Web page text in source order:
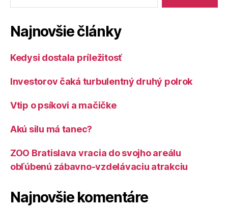
Najnovšie články
Kedysi dostala príležitosť
Investorov čaká turbulentný druhý polrok
Vtip o psíkovi a mačičke
Akú silu má tanec?
ZOO Bratislava vracia do svojho areálu
obľúbenú zábavno-vzdelávaciu atrakciu
Najnovšie komentáre